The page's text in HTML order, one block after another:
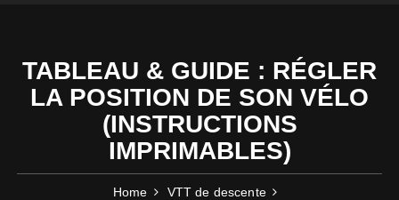
TABLEAU & GUIDE : RÉGLER
LA POSITION DE SON VÉLO
(INSTRUCTIONS
IMPRIMABLES)
Home
VTT de descente